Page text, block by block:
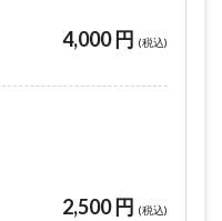
4,000 円 (税込)
2,500 円 (税込)